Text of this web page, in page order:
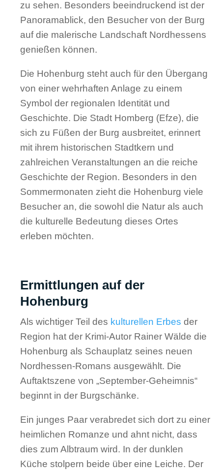
zu sehen. Besonders beeindruckend ist der
Panoramablick, den Besucher von der Burg
auf die malerische Landschaft Nordhessens
genießen können.
Die Hohenburg steht auch für den Übergang
von einer wehrhaften Anlage zu einem
Symbol der regionalen Identität und
Geschichte. Die Stadt Homberg (Efze), die
sich zu Füßen der Burg ausbreitet, erinnert
mit ihrem historischen Stadtkern und
zahlreichen Veranstaltungen an die reiche
Geschichte der Region. Besonders in den
Sommermonaten zieht die Hohenburg viele
Besucher an, die sowohl die Natur als auch
die kulturelle Bedeutung dieses Ortes
erleben möchten.
Ermittlungen auf der
Hohenburg
Als wichtiger Teil des kulturellen Erbes der
Region hat der Krimi-Autor Rainer Wälde die
Hohenburg als Schauplatz seines neuen
Nordhessen-Romans ausgewählt. Die
Auftaktszene von „September-Geheimnis“
beginnt in der Burgschänke.
Ein junges Paar verabredet sich dort zu einer
heimlichen Romanze und ahnt nicht, dass
dies zum Albtraum wird. In der dunklen
Küche stolpern beide über eine Leiche. Der